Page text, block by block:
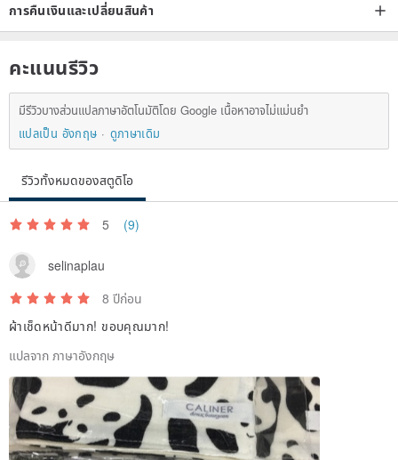
a raw material called nepp, and is not garbage or harmful.
Other than gauze ket, adult cute gauze handkerchiefs and
We produce cloth accessories of multiple gauze such as gauze
style. Please see if it is good.
We will send discount coupons and other valuable information
when you register as a shop follower ♪
If you have a coupon, please enter it on the accounting screen.
※Please be careful※
Please refrain from the return of customer convenience. Please
purchase only if you understand the characteristics of handmade.
การคืนเงินและเปลี่ยนสินค้า
คะแนนรีวิว
มีรีวิวบางส่วนแปลภาษาอัตโนมัติโดย Google เนื้อหาอาจไม่แม่นยำ
แปลเป็น อังกฤษ
ดูภาษาเดิม
รีวิวทั้งหมดของสตูดิโอ
5 (9)
selinaplau
8 ปีก่อน
ผ้าเช็ดหน้าดีมาก! ขอบคุณมาก!
แปลจาก ภาษาอังกฤษ